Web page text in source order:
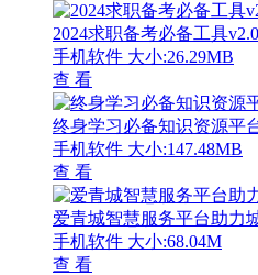
2024求职备考必备工具
手机软件 大小:26.29MB
查 看
终身学习必备知识资源平
手机软件 大小:147.48MB
查 看
爱青城智慧服务平台助力
手机软件 大小:68.04M
查 看